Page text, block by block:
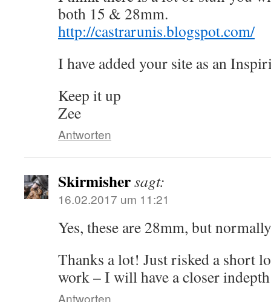
both 15 & 28mm.
http://castrarunis.blogspot.com/
I have added your site as an
Keep it up
Zee
Antworten
Skirmishersagt:
16.02.2017 um 11:21
Yes, these are 28mm, but
Thanks a lot! Just risked a short
work – I will have a closer
Antworten